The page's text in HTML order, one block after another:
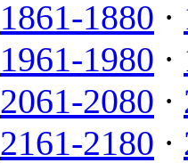
1861-1880 ·
1961-1980 ·
2061-2080 ·
2161-2180 ·